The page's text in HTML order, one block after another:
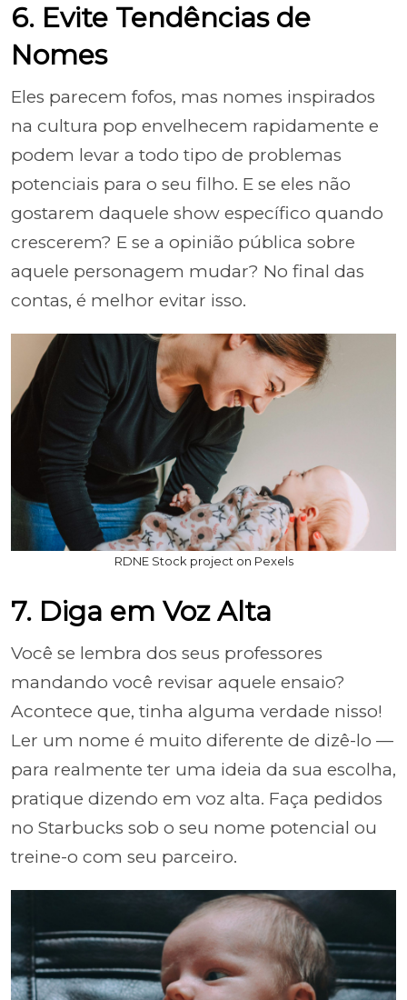
6. Evite Tendências de
Nomes
Eles parecem fofos, mas nomes inspirados
na cultura pop envelhecem rapidamente e
podem levar a todo tipo de problemas
potenciais para o seu filho. E se eles não
gostarem daquele show específico quando
crescerem? E se a opinião pública sobre
aquele personagem mudar? No final das
contas, é melhor evitar isso.
RDNE Stock project on Pexels
7. Diga em Voz Alta
Você se lembra dos seus professores
mandando você revisar aquele ensaio?
Acontece que, tinha alguma verdade nisso!
Ler um nome é muito diferente de dizê-lo —
para realmente ter uma ideia da sua escolha,
pratique dizendo em voz alta. Faça pedidos
no Starbucks sob o seu nome potencial ou
treine-o com seu parceiro.